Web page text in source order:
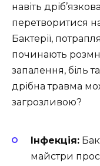
навіть
перетворитися
Бактерії,
починають
запалення, біль
дрібна травма
загрозливою?
Інфекція:
майстри